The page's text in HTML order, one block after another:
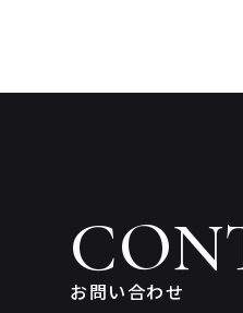
お問い合わせ